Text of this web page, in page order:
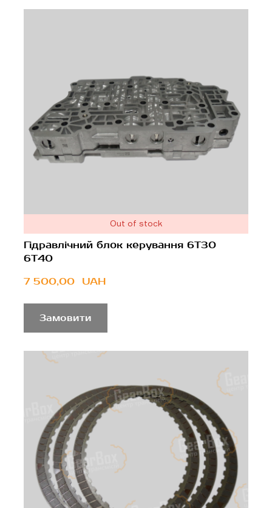
Out of stock
Гідравлічний блок керування 6T30
6T40
7 500,00  UAH
Замовити